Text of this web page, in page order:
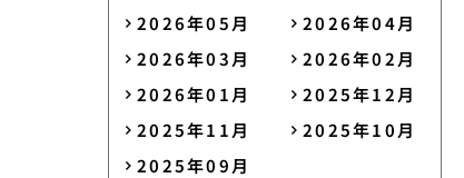
2026年05月
2026年04月
2026年03月
2026年02月
2026年01月
2025年12月
2025年11月
2025年10月
2025年09月